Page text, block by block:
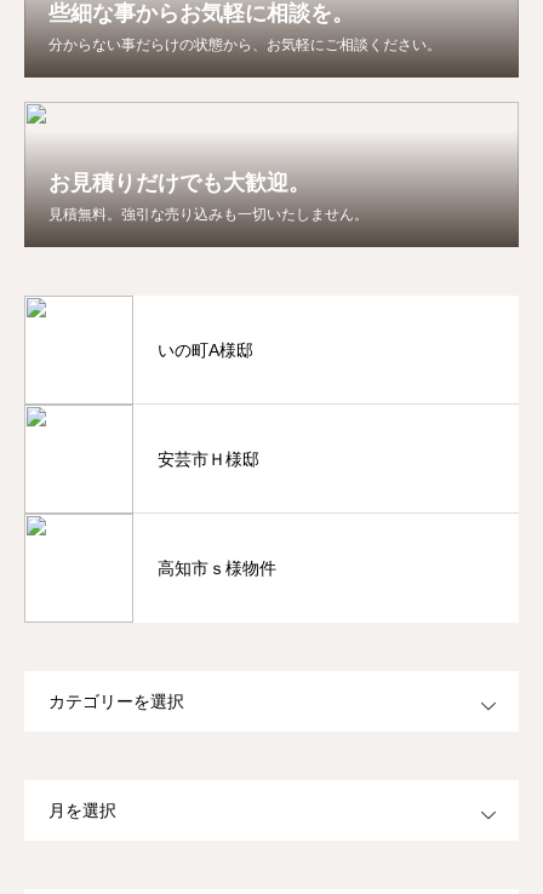
些細な事からお気軽に相談を。
分からない事だらけの状態から、お気軽にご相談ください。
お見積りだけでも大歓迎。
見積無料。強引な売り込みも一切いたしません。
いの町A様邸
安芸市Ｈ様邸
高知市ｓ様物件